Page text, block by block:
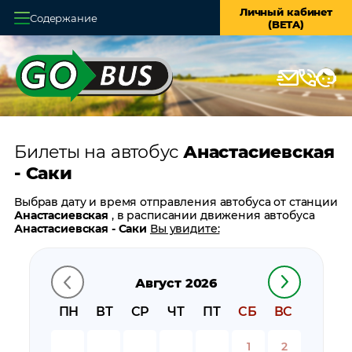
Содержание
Личный кабинет
(BETA)
Главная
О системе
Оплата и доставка
Возврат билетов
Заказ автобуса
Контакты
Билеты на автобусАнастасиевская
- Саки
Август 2026
ПН
ВТ СР ЧТ ПТ СБ ВС
1 2
Выбрав дату и время отправления автобуса от станции
Анастасиевская , в расписании движения автобуса
Анастасиевская - Саки Вы увидите:
время прибытия
время в пути
цену билета